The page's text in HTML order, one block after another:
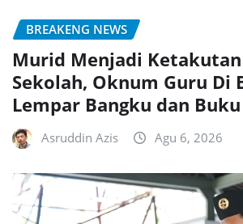
BREAKENG NEWS
Murid Menjadi
Sekolah, Oknum Guru Di
Lempar Bangku dan Buku
Asruddin Azis Agu 6, 2026